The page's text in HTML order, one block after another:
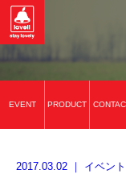
2017.03.02 ｜ イベント
EVENT PRODUCT